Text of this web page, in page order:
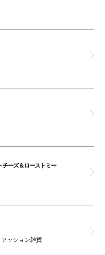
レ(南館1F)
1F)
チーズ＆ローストミー
ッション雑貨